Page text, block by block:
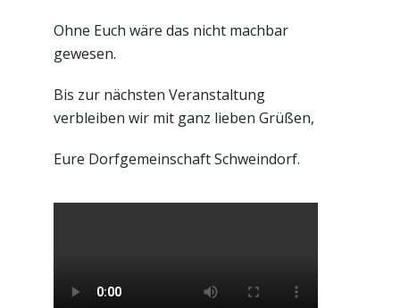
Ohne Euch wäre das nicht machbar
gewesen.
Bis zur nächsten Veranstaltung
verbleiben wir mit ganz lieben Grüßen,
Eure Dorfgemeinschaft Schweindorf.